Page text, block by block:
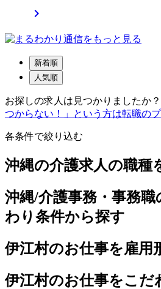

新着順
人気順
お探しの求人は見つかりましたか？
つからない！」という方は転職の
各条件で絞り込む
沖縄の介護求人の職種
沖縄/介護事務・事務
わり条件から探す
伊江村のお仕事を雇用
伊江村のお仕事をこだ